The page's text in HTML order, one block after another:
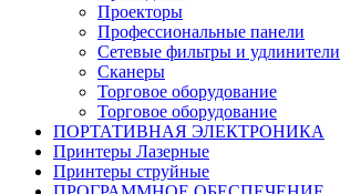
Проекторы
Профессиональные панели
Сетевые фильтры и удлинители
Сканеры
Торговое оборудование
Торговое оборудование
ПОРТАТИВНАЯ ЭЛЕКТРОНИКА
Принтеры Лазерные
Принтеры струйные